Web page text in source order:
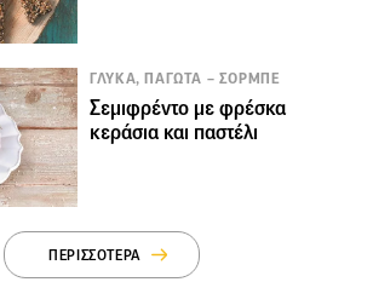
ΓΛΥΚΑ, ΠΑΓΩΤΑ – ΣΟΡΜΠΕ
Σεμιφρέντο με φρέσκα
κεράσια και παστέλι
ΠΕΡΙΣΣΟΤΕΡΑ